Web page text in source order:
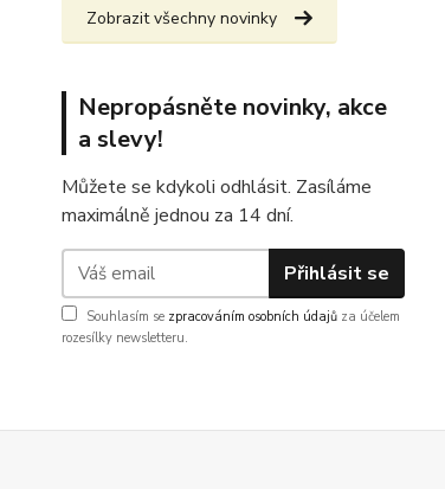
Zobrazit všechny novinky
Nepropásněte novinky, akce
a slevy!
Můžete se kdykoli odhlásit. Zasíláme
maximálně jednou za 14 dní.
Přihlásit se
Souhlasím se zpracováním osobních údajů za účelem
rozesílky newsletteru.